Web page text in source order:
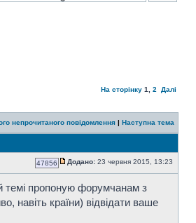
На сторінку 1 2 Далі
непрочитаного повідомлення | Наступна тема
47856 Додано: 23 червня 2015, 13:23
темі пропоную форумчанам з
навіть країни) відвідати ваше